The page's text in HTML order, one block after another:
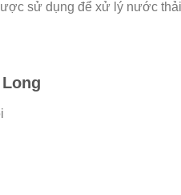
sử dụng để xử lý nước